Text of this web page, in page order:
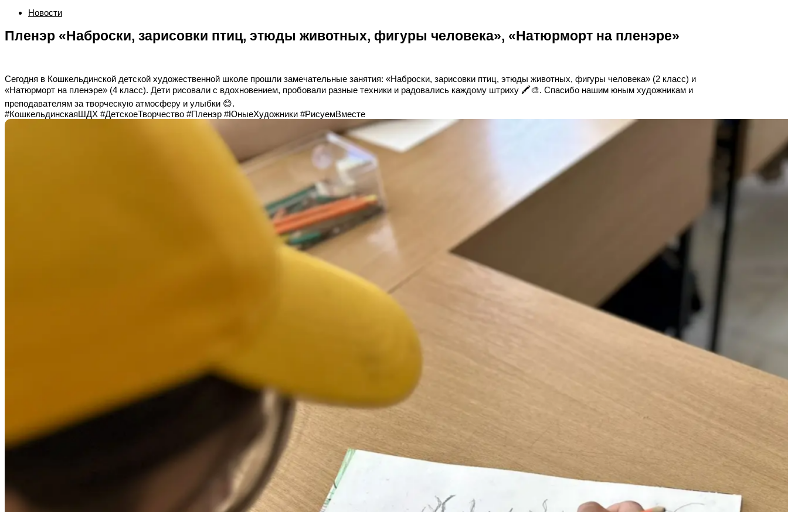
Новости
Пленэр «Наброски, зарисовки птиц, этюды животных, фигуры человека», «Натюрморт на пленэре»
Сегодня в Кошкельдинской детской художественной школе прошли замечательные занятия: «Наброски, зарисовки птиц, этюды животных, фигуры человека» (2 класс) и
«Натюрморт на пленэре» (4 класс). Дети рисовали с вдохновением, пробовали разные техники и радовались каждому штриху 🖍️🎨. Спасибо нашим юным художникам и
преподавателям за творческую атмосферу и улыбки 😊.
#КошкельдинскаяШДХ #ДетскоеТворчество #Пленэр #ЮныеХудожники #РисуемВместе